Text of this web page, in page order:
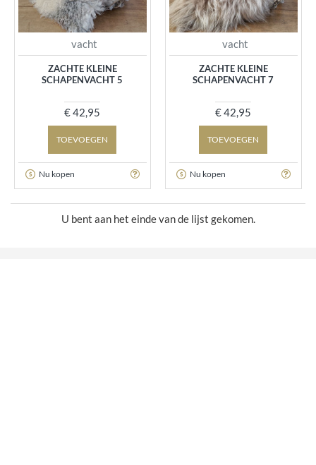
vacht
ZACHTE KLEINE
SCHAPENVACHT 5
€ 42,95
TOEVOEGEN
Nu kopen
vacht
ZACHTE KLEINE
SCHAPENVACHT 7
€ 42,95
TOEVOEGEN
Nu kopen
U bent aan het einde van de lijst gekomen.